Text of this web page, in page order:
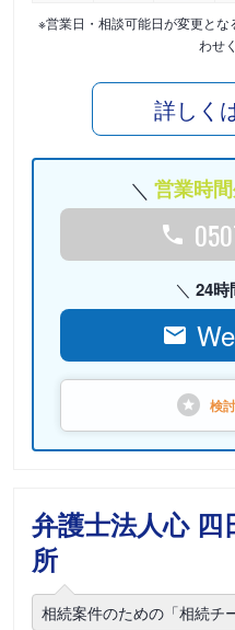
※営業日・相談可能日が変更と
わせ
詳しく
営業時
24時
検
弁護士法人心 四
所
相続案件のための「相続チ